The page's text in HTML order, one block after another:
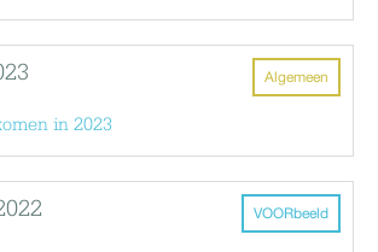
Algemeen
in 2023
VOORbeeld